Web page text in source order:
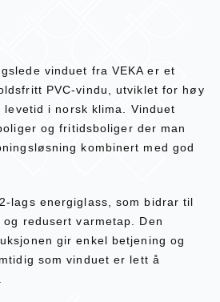
vinduet fra VEKA er et
PVC-vindu, utviklet for høy
i norsk klima. Vinduet
og fritidsboliger der man
kombinert med god
lags energiglass, som bidrar til
redusert varmetap. Den
gir enkel betjening og
som vinduet er lett å